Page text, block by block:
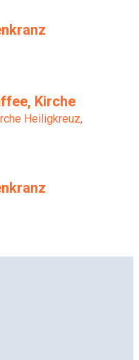
Kirche
Heiligkreuz,